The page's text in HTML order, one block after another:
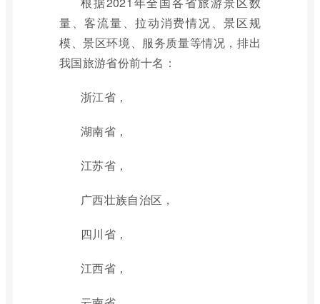
量、客流量、拉动消费情况、景区规
模、景区环境、服务质量等情况，排出
我国旅游省份前十名：
浙江省，
湖南省，
江苏省，
广西壮族自治区，
四川省，
江西省，